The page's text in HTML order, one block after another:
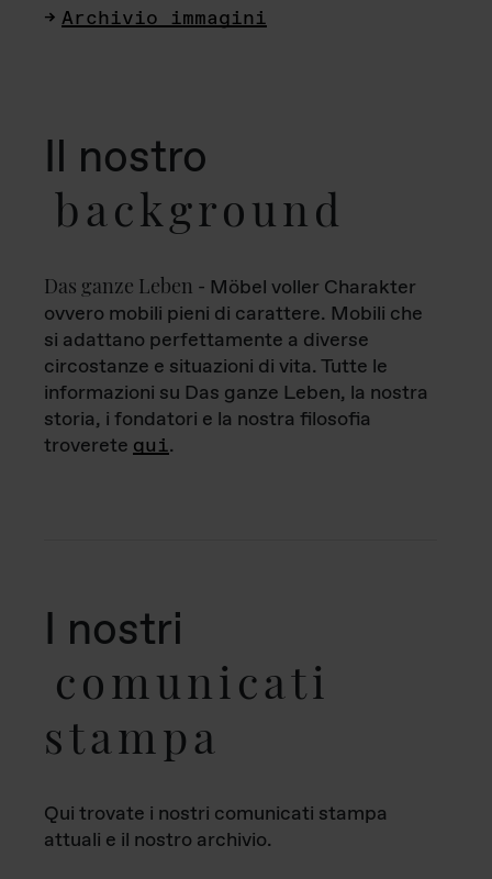
Archivio immagini
Il nostro
background
Das ganze Leben - Möbel voller Charakter
ovvero mobili pieni di carattere. Mobili che
si adattano perfettamente a diverse
circostanze e situazioni di vita. Tutte le
informazioni su Das ganze Leben, la nostra
storia, i fondatori e la nostra filosofia
troverete qui.
I nostri
comunicati
stampa
Qui trovate i nostri comunicati stampa
attuali e il nostro archivio.